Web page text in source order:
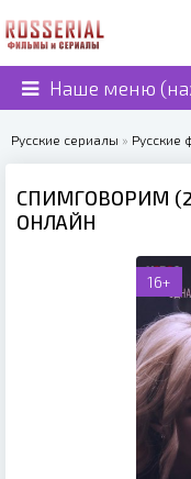
Наше меню
Русские сериалы » Русские
СПИМГОВОРИМ
ОНЛАЙН
16+